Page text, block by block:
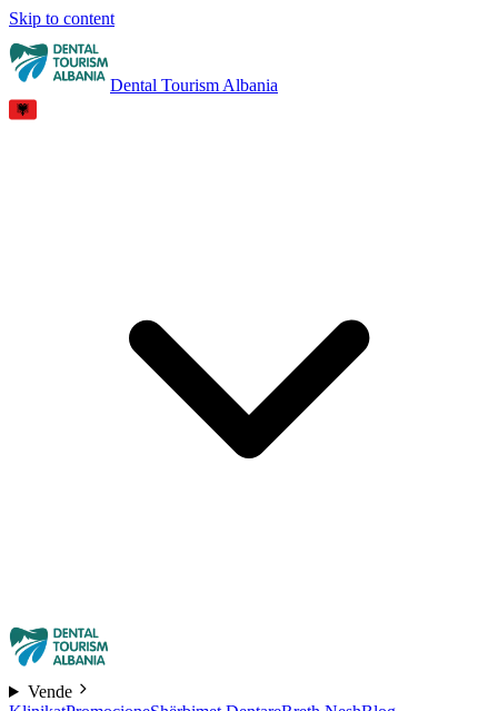
Skip to content
Dental Tourism Albania
Vende